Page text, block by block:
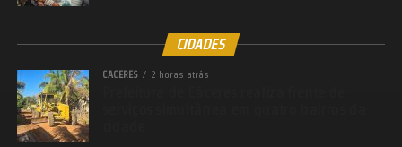
CIDADES
CACERES 2 horas atrás